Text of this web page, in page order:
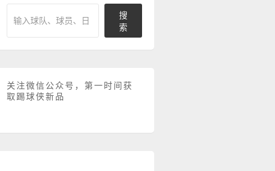
搜
索
关注微信公众号，第一时间获
取踢球侠新品